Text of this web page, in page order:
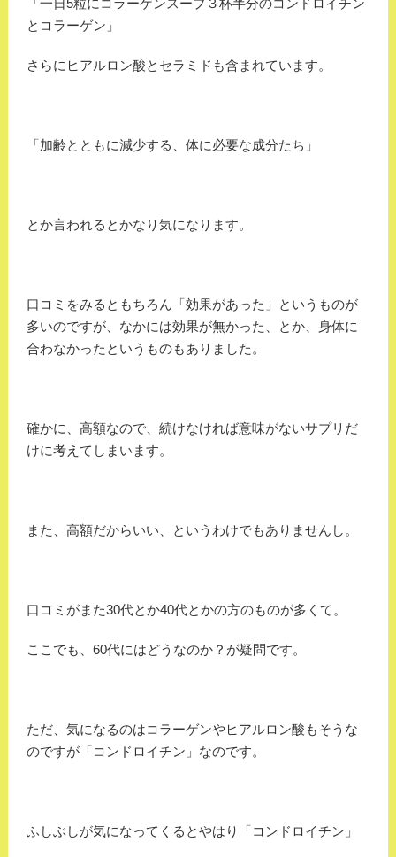
「一日5粒にコラーゲンスープ３杯半分のコンドロイチン
とコラーゲン」
さらにヒアルロン酸とセラミドも含まれています。
「加齢とともに減少する、体に必要な成分たち」
とか言われるとかなり気になります。
口コミをみるともちろん「効果があった」というものが
多いのですが、なかには効果が無かった、とか、身体に
合わなかったというものもありました。
確かに、高額なので、続けなければ意味がないサプリだ
けに考えてしまいます。
また、高額だからいい、というわけでもありませんし。
口コミがまた30代とか40代とかの方のものが多くて。
ここでも、60代にはどうなのか？が疑問です。
ただ、気になるのはコラーゲンやヒアルロン酸もそうな
のですが「コンドロイチン」なのです。
ふしぶしが気になってくるとやはり「コンドロイチン」